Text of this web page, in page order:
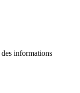
informations